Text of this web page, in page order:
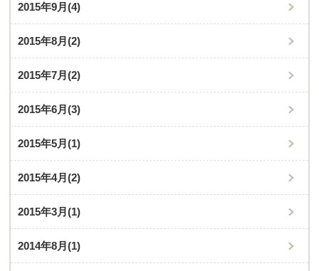
2015年9月(4)
2015年8月(2)
2015年7月(2)
2015年6月(3)
2015年5月(1)
2015年4月(2)
2015年3月(1)
2014年8月(1)